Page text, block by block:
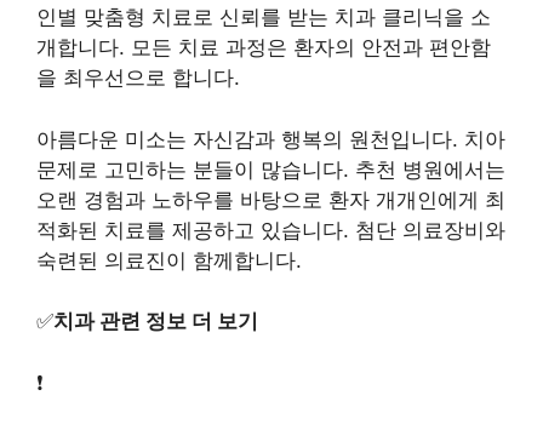
인별 맞춤형 치료로 신뢰를 받는 치과 클리닉을 소
개합니다. 모든 치료 과정은 환자의 안전과 편안함
을 최우선으로 합니다.
아름다운 미소는 자신감과 행복의 원천입니다. 치아
문제로 고민하는 분들이 많습니다. 추천 병원에서는
오랜 경험과 노하우를 바탕으로 환자 개개인에게 최
적화된 치료를 제공하고 있습니다. 첨단 의료장비와
숙련된 의료진이 함께합니다.
✅치과 관련 정보 더 보기
❗